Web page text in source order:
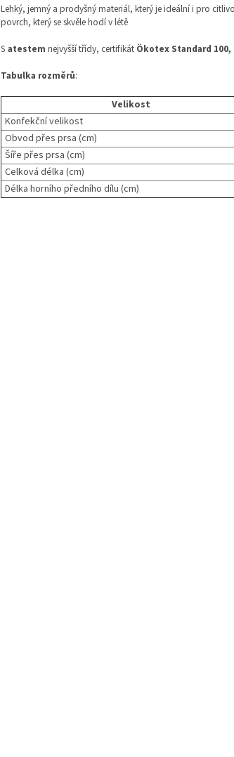
Lehký, jemný a prodyšný materiál, který je ideální i pro
povrch, který se skvěle hodí v létě
S atestem nejvyšší třídy, certifikát Ökotex Standard 100,
Tabulka rozměrů:
Velikost
Konfekční velikost
Obvod přes prsa (cm)
Šíře přes prsa (cm)
Celková délka (cm)
Délka horního předního dílu (cm)